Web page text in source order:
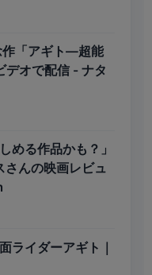
作「アギト—超能
オで配信 - ナタ
める作品かも？」
さんの映画レビュ
ライダーアギト｜